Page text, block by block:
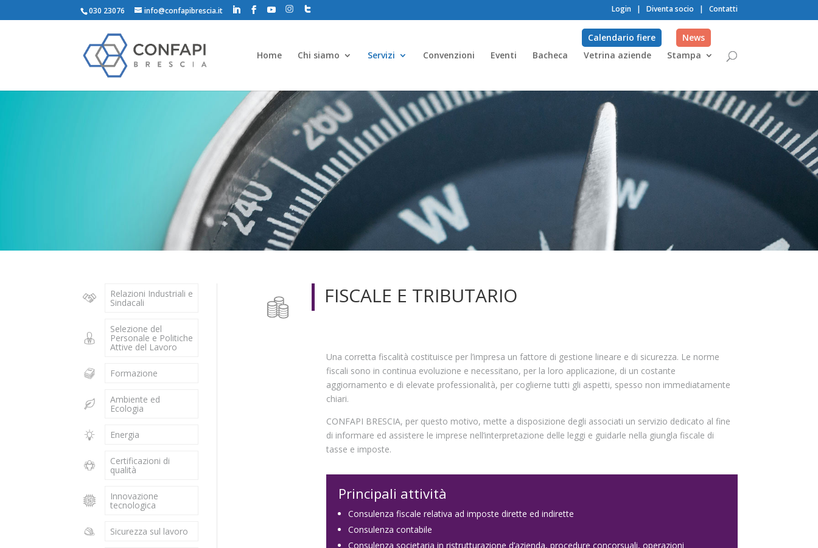
030 23076 info@confapibrescia.it Login | Diventa socio | Contatti
Home Chi siamo Servizi Convenzioni Eventi Bacheca Vetrina aziende Stampa
Calendario fiere News
Relazioni Industriali e
Sindacali
Selezione del
Personale e Politiche
Attive del Lavoro
Formazione
Ambiente ed
Ecologia
Energia
Certificazioni di
qualità
Innovazione
tecnologica
Sicurezza sul lavoro
FISCALE E TRIBUTARIO
Una corretta fiscalità costituisce per l’impresa un fattore di gestione lineare e di sicurezza. Le norme
fiscali sono in continua evoluzione e necessitano, per la loro applicazione, di un costante
aggiornamento e di elevate professionalità, per coglierne tutti gli aspetti, spesso non immediatamente
chiari.
CONFAPI BRESCIA, per questo motivo, mette a disposizione degli associati un servizio dedicato al fine
di informare ed assistere le imprese nell’interpretazione delle leggi e guidarle nella giungla fiscale di
tasse e imposte.
Principali attività
Consulenza fiscale relativa ad imposte dirette ed indirette
Consulenza contabile
Consulenza societaria in ristrutturazione d’azienda, procedure concorsuali, operazioni